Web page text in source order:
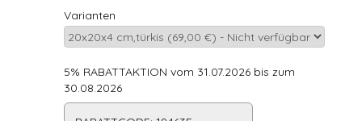
Varianten
5% RABATTAKTION vom 31.07.2026 bis zum
30.08.2026